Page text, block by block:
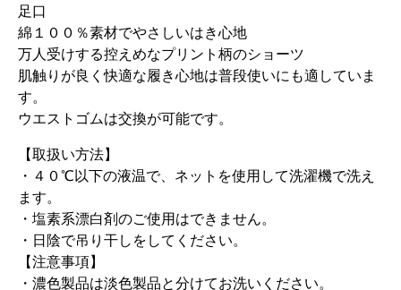
足口
綿１００％素材でやさしいはき心地
万人受けする控えめなプリント柄のショーツ
肌触りが良く快適な履き心地は普段使いにも適していま
す。
ウエストゴムは交換が可能です。
【取扱い方法】
・４０℃以下の液温で、ネットを使用して洗濯機で洗え
ます。
・塩素系漂白剤のご使用はできません。
・日陰で吊り干しをしてください。
【注意事項】
・濃色製品は淡色製品と分けてお洗いください。